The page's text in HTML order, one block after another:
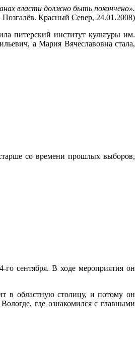
власти должно быть покончено».
Красный Север, 24.01.2008)
питерский институт культуры им.
а Мария Вячеславовна стала,
со времени прошлых выборов,
го сентября. В ходе мероприятия он
в областную столицу, и потому он
где ознакомился с главными